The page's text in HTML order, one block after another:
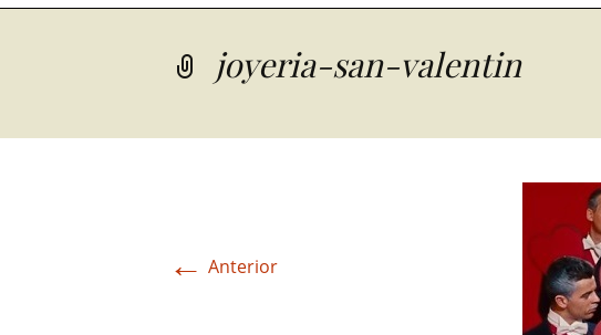
contenido
joyeria-san-valentin
← Anterior